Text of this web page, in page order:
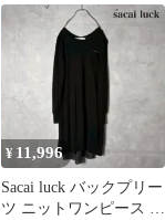
ー半袖トップス フリル
レース袖
¥ 11,996
Sacai luck バックプリー
ツ ニットワンピース 薄